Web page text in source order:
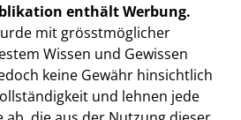
enthält Werbung.
mit grösstmöglicher
Wissen und Gewissen
keine Gewähr hinsichtlich
und lehnen jede